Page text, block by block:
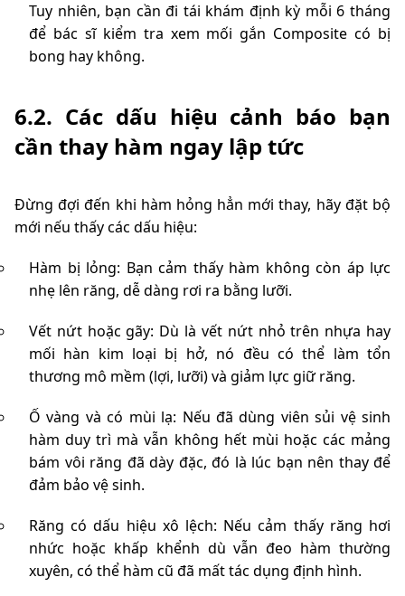
Tuy nhiên, bạn cần đi tái khám định kỳ mỗi 6 tháng
để bác sĩ kiểm tra xem mối gắn Composite có bị
bong hay không.
6.2. Các dấu hiệu cảnh báo bạn
cần thay hàm ngay lập tức
Đừng đợi đến khi hàm hỏng hẳn mới thay, hãy đặt bộ
mới nếu thấy các dấu hiệu:
Hàm bị lỏng: Bạn cảm thấy hàm không còn áp lực
nhẹ lên răng, dễ dàng rơi ra bằng lưỡi.
Vết nứt hoặc gãy: Dù là vết nứt nhỏ trên nhựa hay
mối hàn kim loại bị hở, nó đều có thể làm tổn
thương mô mềm (lợi, lưỡi) và giảm lực giữ răng.
Ố vàng và có mùi lạ: Nếu đã dùng viên sủi vệ sinh
hàm duy trì mà vẫn không hết mùi hoặc các mảng
bám vôi răng đã dày đặc, đó là lúc bạn nên thay để
đảm bảo vệ sinh.
Răng có dấu hiệu xô lệch: Nếu cảm thấy răng hơi
nhức hoặc khấp khểnh dù vẫn đeo hàm thường
xuyên, có thể hàm cũ đã mất tác dụng định hình.